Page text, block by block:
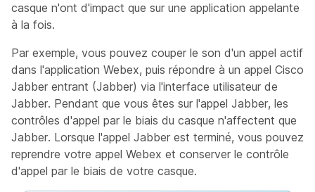
casque n'ont d'impact que sur une application appelante
à la fois.
Par exemple, vous pouvez couper le son d'un appel actif
dans l'application Webex, puis répondre à un appel Cisco
Jabber entrant (Jabber) via l'interface utilisateur de
Jabber. Pendant que vous êtes sur l'appel Jabber, les
contrôles d'appel par le biais du casque n'affectent que
Jabber. Lorsque l'appel Jabber est terminé, vous pouvez
reprendre votre appel Webex et conserver le contrôle
d'appel par le biais de votre casque.